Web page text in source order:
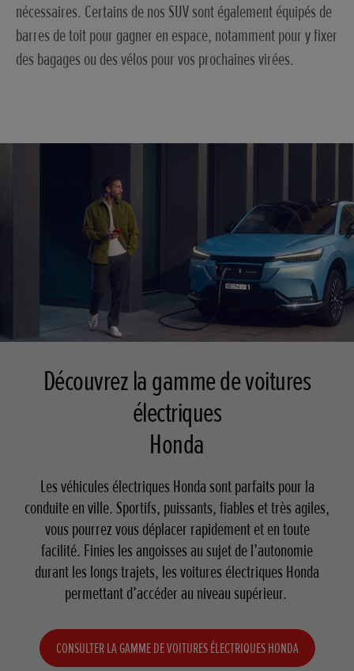
nécessaires. Certains de nos SUV sont également équipés de
barres de toit pour gagner en espace, notamment pour y fixer
des bagages ou des vélos pour vos prochaines virées.
Découvrez la gamme de voitures
électriques
Honda
Les véhicules électriques Honda sont parfaits pour la
conduite en ville. Sportifs, puissants, fiables et très agiles,
vous pourrez vous déplacer rapidement et en toute
facilité. Finies les angoisses au sujet de l’autonomie
durant les longs trajets, les voitures électriques Honda
permettant d’accéder au niveau supérieur.
CONSULTER LA GAMME DE VOITURES ÉLECTRIQUES HONDA